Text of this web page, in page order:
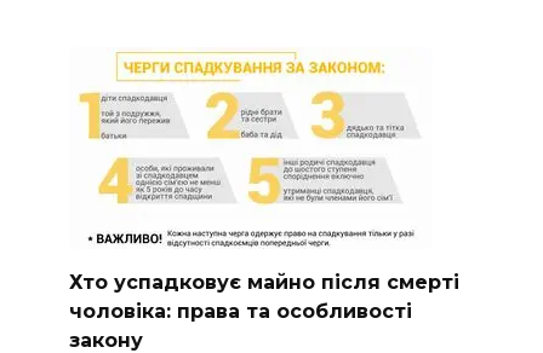
Хто успадковує майно після смерті
чоловіка: права та особливості
закону